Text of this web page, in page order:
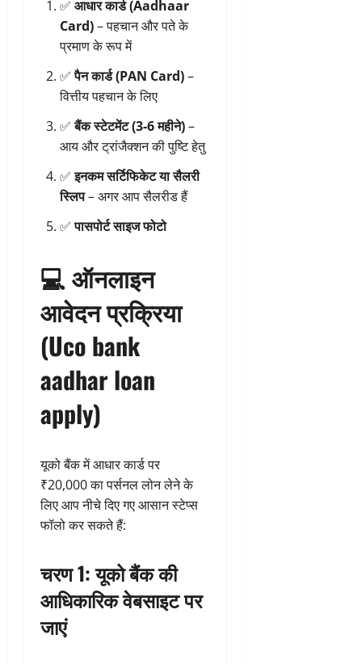
✅ आधार कार्ड (Aadhaar
Card)– पहचान और पते के
प्रमाण के रूप में
✅पैन कार्ड (PAN Card)–
वित्तीय पहचान के लिए
✅बैंक स्टेटमेंट (3-6 महीने)–
आय और ट्रांजैक्शन की पुष्टि हेतु
✅इनकम सर्टिफिकेट या सैलरी
स्लिप– अगर आप सैलरीड हैं
✅पासपोर्ट साइज फोटो
💻ऑनलाइन
आवेदन प्रक्रिया
(Uco bank
aadhar loan
apply)
यूको बैंक में आधार कार्ड पर
₹20,000 का पर्सनल लोन लेने के
लिए आप नीचे दिए गए आसान स्टेप्स
फॉलो कर सकते हैं:
चरण 1: यूको बैंक की
आधिकारिक वेबसाइट पर
जाएं